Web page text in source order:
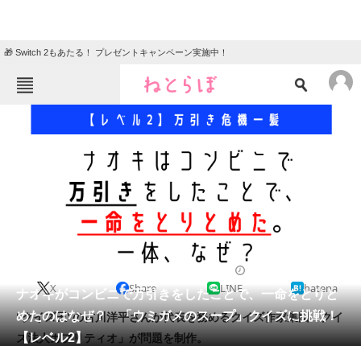
🎁 Switch 2もあたる！ プレゼントキャンペーン実施中！
ニュース
クイズ
地域
教育・育児
リサーチ
会員記事
メディア
ナオキがコンビニで万引きをしたことで、一命をとりと
めたのはなぜ？ 「ウミガメのスープ」クイズに挑戦！
【レベル2】
X Share LINE hatena
“クイズ王”の古川洋平さんが代表を務めるクイズ作家集団「クイ
ズ法人カプリティオ」が問題を制作。